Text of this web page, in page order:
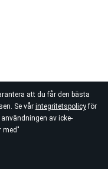
att du får den bästa
Se vår integritetspolicyför
av icke-
med"